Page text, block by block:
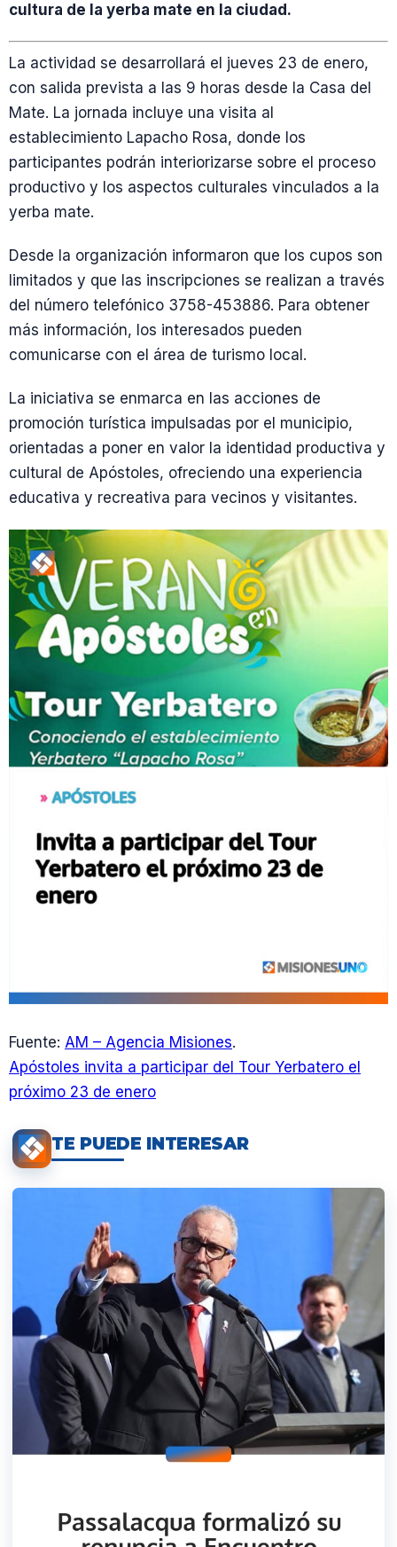
cultura de la yerba mate en la ciudad.
La actividad se desarrollará el jueves 23 de enero,
con salida prevista a las 9 horas desde la Casa del
Mate. La jornada incluye una visita al
establecimiento Lapacho Rosa, donde los
participantes podrán interiorizarse sobre el proceso
productivo y los aspectos culturales vinculados a la
yerba mate.
Desde la organización informaron que los cupos son
limitados y que las inscripciones se realizan a través
del número telefónico 3758-453886. Para obtener
más información, los interesados pueden
comunicarse con el área de turismo local.
La iniciativa se enmarca en las acciones de
promoción turística impulsadas por el municipio,
orientadas a poner en valor la identidad productiva y
cultural de Apóstoles, ofreciendo una experiencia
educativa y recreativa para vecinos y visitantes.
Fuente: AM – Agencia Misiones.
Apóstoles invita a participar del Tour Yerbatero el
próximo 23 de enero
TE PUEDE INTERESAR